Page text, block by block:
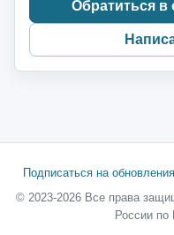
Обратиться
Подписаться на обновления
© 2023-2026 Все права
России по